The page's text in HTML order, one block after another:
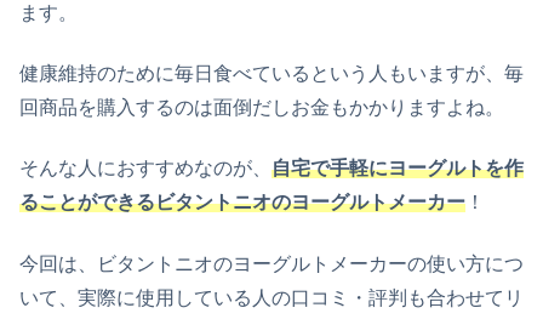
ます。
健康維持のために毎日食べているという人もいますが、毎
回商品を購入するのは面倒だしお金もかかりますよね。
そんな人におすすめなのが、 自宅で手軽にヨーグルトを作
ることができるビタントニオのヨーグルトメーカー ！
今回は、ビタントニオのヨーグルトメーカーの使い方につ
いて、実際に使用している人の口コミ・評判も合わせてリ